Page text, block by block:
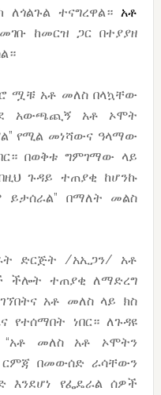
ለጎልጉል ተናግረዋል።አቶ
ከመርዝ ጋር በተያያዘ
ሟቹ አቶ መለስ በላኳቸው
አውጫጪኝ አቶ ኦሞት
የሚል መነሻውና ዓላማው
በወቅቱ ግምገማው ላይ
ጉዳይ ተጠያቂ ከሆንኩ
ይታሰራል” በማለት መልስ
ድርጅት /አኢጋን/ አቶ
ችሎት ተጠያቂ ለማድረግ
አቶ መለስ ላይ ክስ
የተሰማበት ነበር። ለጉዳዩ
መለስ አቶ ኦሞትን
በመውሰድ ራሳቸውን
እንደሆነ የፌዴራል ሰዎች